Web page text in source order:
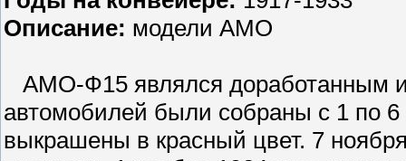
Описание: модели АМО
АМО-Ф15 являлся доработанным
автомобилей были собраны с 1 по 6
выкрашены в красный цвет. 7